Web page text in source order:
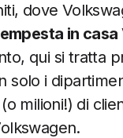
dove
in
qui si tratta
solo i
milioni!) di